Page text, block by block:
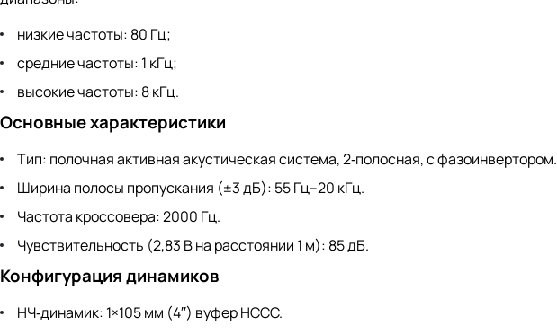
низкие частоты: 80 Гц;
средние частоты: 1 кГц;
высокие частоты: 8 кГц.
Основные характеристики
Тип: полочная активная акустическая система, 2‑полосная, с фазоинвертором.
Ширина полосы пропускания (±3 дБ): 55 Гц–20 кГц.
Частота кроссовера: 2000 Гц.
Чувствительность (2,83 В на расстоянии 1 м): 85 дБ.
Конфигурация динамиков
НЧ‑динамик: 1×105 мм (4′′) вуфер HCCC.